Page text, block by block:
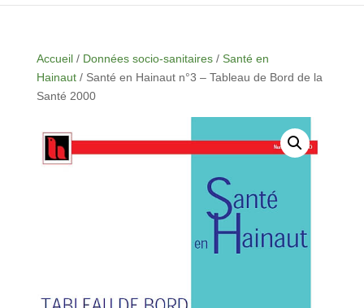
Accueil/ Données socio-sanitaires/ Santé en
Hainaut/ Santé en Hainaut n°3 – Tableau de Bord de la
Santé 2000